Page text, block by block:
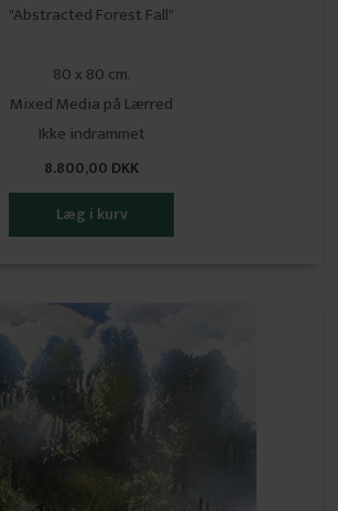
"Abstracted Forest Fall"
80 x 80 cm.
Mixed Media på Lærred
Ikke indrammet
8.800,00 DKK